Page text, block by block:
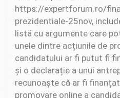
https://expertforum.ro/
prezidentiale-25nov,
listă cu argumente care
unele dintre acțiunile de
candidatului ar fi putut fi
și o declarație a unui
recunoaște că ar fi
promovare online a